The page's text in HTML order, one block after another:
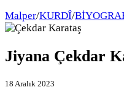
Malper/KURDÎ/
Jiyana Çekdar
18 Aralık 2023